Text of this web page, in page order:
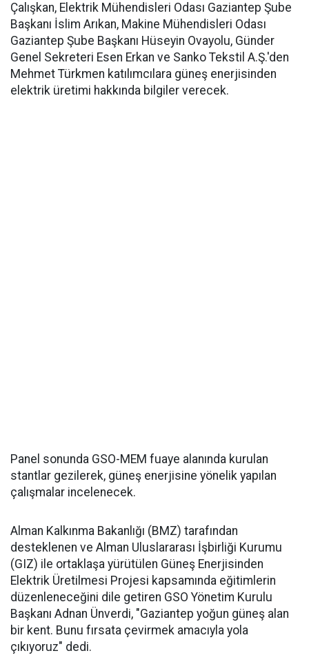
Çalışkan, Elektrik Mühendisleri Odası Gaziantep Şube
Başkanı İslim Arıkan, Makine Mühendisleri Odası
Gaziantep Şube Başkanı Hüseyin Ovayolu, Günder
Genel Sekreteri Esen Erkan ve Sanko Tekstil A.Ş.'den
Mehmet Türkmen katılımcılara güneş enerjisinden
elektrik üretimi hakkında bilgiler verecek.
Panel sonunda GSO-MEM fuaye alanında kurulan
stantlar gezilerek, güneş enerjisine yönelik yapılan
çalışmalar incelenecek.
Alman Kalkınma Bakanlığı (BMZ) tarafından
desteklenen ve Alman Uluslararası İşbirliği Kurumu
(GIZ) ile ortaklaşa yürütülen Güneş Enerjisinden
Elektrik Üretilmesi Projesi kapsamında eğitimlerin
düzenleneceğini dile getiren GSO Yönetim Kurulu
Başkanı Adnan Ünverdi, "Gaziantep yoğun güneş alan
bir kent. Bunu fırsata çevirmek amacıyla yola
çıkıyoruz" dedi.